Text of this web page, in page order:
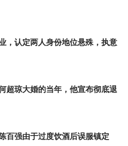
，认定两人身份地位悬殊，执意
超琼大婚的当年，他宣布彻底退
百强由于过度饮酒后误服镇定